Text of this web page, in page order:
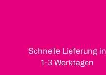
Schnelle Lieferung in
1-3 Werktagen